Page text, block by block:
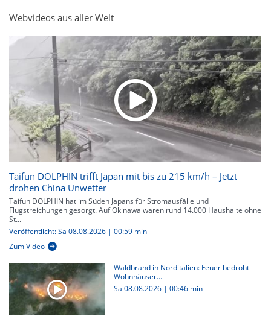
Webvideos aus aller Welt
Taifun DOLPHIN trifft Japan mit bis zu 215 km/h – Jetzt
drohen China Unwetter
Taifun DOLPHIN hat im Süden Japans für Stromausfälle und
Flugstreichungen gesorgt. Auf Okinawa waren rund 14.000 Haushalte ohne
St...
Veröffentlicht: Sa 08.08.2026 | 00:59 min
Zum Video
Waldbrand in Norditalien: Feuer bedroht
Wohnhäuser...
Sa 08.08.2026 | 00:46 min